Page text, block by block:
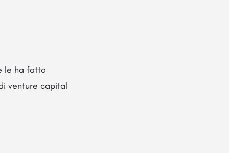
le ha fatto
venture capital